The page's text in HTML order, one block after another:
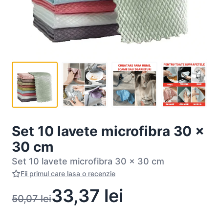
Set 10 lavete microfibra 30 x
30 cm
Set 10 lavete microfibra 30 x 30 cm
Fii primul care lasa o recenzie
50,07lei33,37 lei